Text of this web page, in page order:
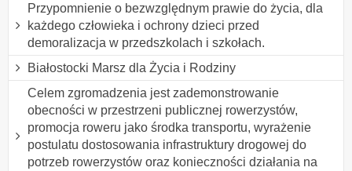
Przypomnienie o bezwzględnym prawie do życia, dla
każdego człowieka i ochrony dzieci przed
demoralizacja w przedszkolach i szkołach.
Białostocki Marsz dla Życia i Rodziny
Celem zgromadzenia jest zademonstrowanie
obecności w przestrzeni publicznej rowerzystów,
promocja roweru jako środka transportu, wyrażenie
postulatu dostosowania infrastruktury drogowej do
potrzeb rowerzystów oraz konieczności działania na